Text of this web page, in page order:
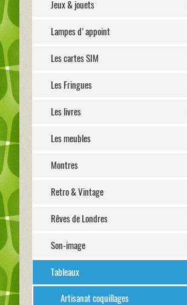
Jeux & jouets
Lampes d'appoint
Les cartes SIM
Les Fringues
Les livres
Les meubles
Montres
Retro & Vintage
Rêves de Londres
Son-image
Tableaux
Artisanat coquillages